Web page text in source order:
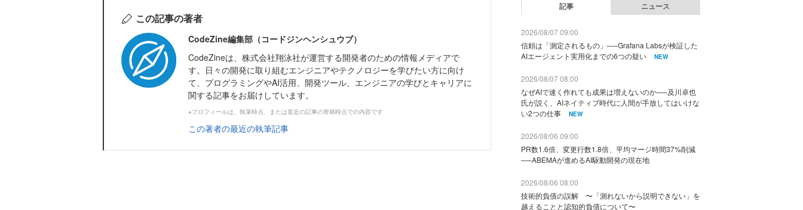
この記事の著者
CodeZine編集部（コードジンヘンシュウブ）
CodeZineは、株式会社翔泳社が運営する開発者のための情報メディアで
す。日々の開発に取り組むエンジニアやテクノロジーを学びたい方に向け
て、プログラミングやAI活用、開発ツール、エンジニアの学びとキャリアに
関する記事をお届けしています。
※プロフィールは、執筆時点、または直近の記事の寄稿時点での内容です
この著者の最近の執筆記事
記事 ニュース
2026/08/07 09:00
信頼は「測定されるもの」──Grafana Labsが検証した
AIエージェント実用化までの6つの疑い
NEW
2026/08/07 08:00
なぜAIで速く作れても成果は増えないのか──及川卓也
氏が説く、AIネイティブ時代に人間が手放してはいけな
い2つの仕事
NEW
2026/08/06 09:00
PR数1.6倍、変更行数1.8倍、平均マージ時間37%削減
──ABEMAが進めるAI駆動開発の現在地
2026/08/06 08:00
技術的負債の誤解 〜「測れないから説明できない」を
越えることと認知的負債について〜